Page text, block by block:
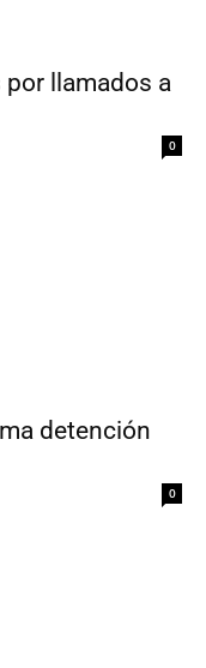
por llamados a
0
detención
0